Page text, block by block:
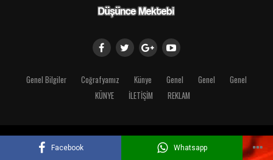
Facebook Whatsapp
Genel Bilgiler Coğrafyamız Künye Genel Genel
Genel
KÜNYE
İLETİŞİM REKLAM
Copyright © 2018 Düşünce Mektebi